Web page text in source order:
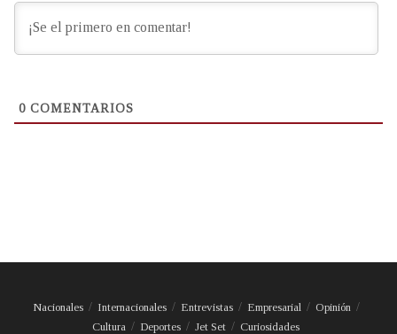
0 COMENTARIOS
Nacionales Internacionales Entrevistas Empresarial
Opinión
Cultura
Deportes Jet Set Curiosidades